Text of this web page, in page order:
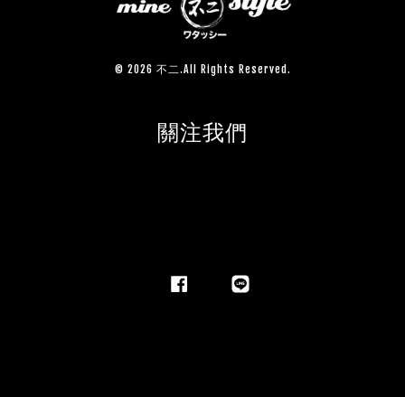
© 2026 不二.All Rights Reserved.
關注我們